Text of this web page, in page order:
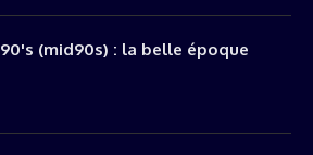
90's (mid90s) : la belle époque